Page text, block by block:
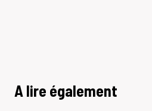
A lire également